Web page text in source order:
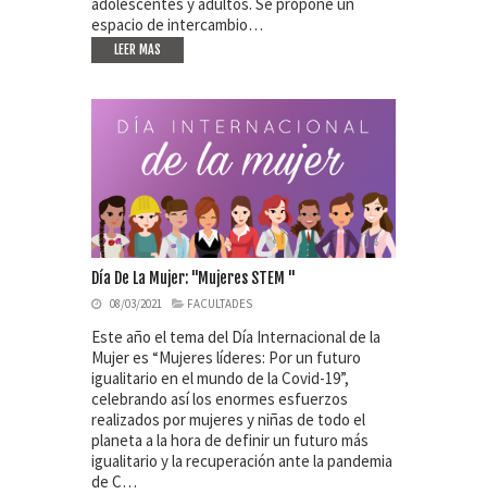
espacio de intercambio…
LEER MAS
Día De La Mujer: "Mujeres STEM "
08/03/2021 FACULTADES
Este año el tema del Día Internacional de la
Mujer es “Mujeres líderes: Por un futuro
igualitario en el mundo de la Covid-19”,
celebrando así los enormes esfuerzos
realizados por mujeres y niñas de todo el
planeta a la hora de definir un futuro más
igualitario y la recuperación ante la pandemia
de C…